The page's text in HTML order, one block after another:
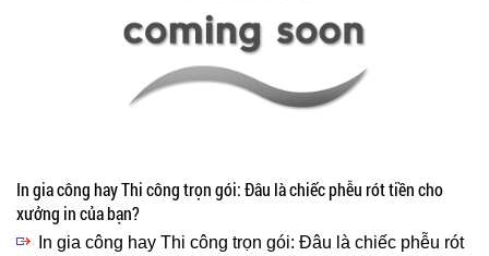
In gia công hay Thi công trọn gói: Đâu là chiếc phễu rót tiền cho
xưởng in của bạn?
In gia công hay Thi công trọn gói: Đâu là chiếc phễu rót